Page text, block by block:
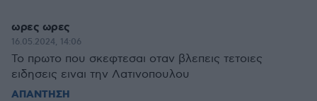
ωρες ωρες
16.05.2024, 14:06
Το πρωτο που σκεφτεσαι οταν βλεπεις τετοιες
ειδησεις ειναι την Λατινοπουλου
ΑΠΑΝΤΗΣΗ